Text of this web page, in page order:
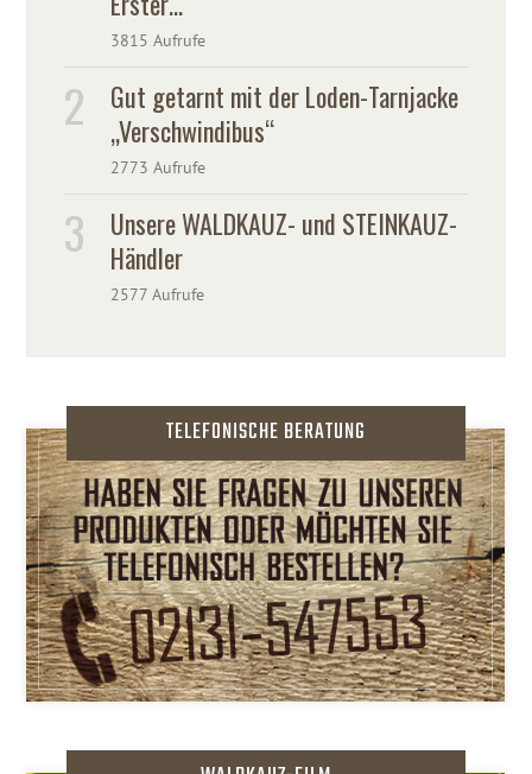
3815 Aufrufe
Gut getarnt mit der Loden-Tarnjacke
„Verschwindibus“
2773 Aufrufe
Unsere WALDKAUZ- und STEINKAUZ-
Händler
2577 Aufrufe
TELEFONISCHE BERATUNG